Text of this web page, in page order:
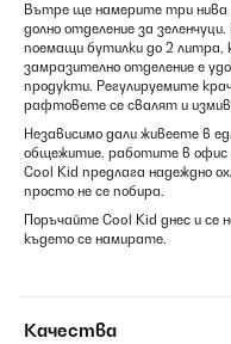
Вътре ще намерите три нива
долно отделение за
поемащи бутилки до 2 литра,
замразително отделение е
продукти. Регулируемите
рафтовете се свалят и
Независимо дали живеете в
общежитие, работите в офис
Cool Kid предлага надеждно
просто не се побира.
Поръчайте Cool Kid днес и се
където се намирате.
Качества